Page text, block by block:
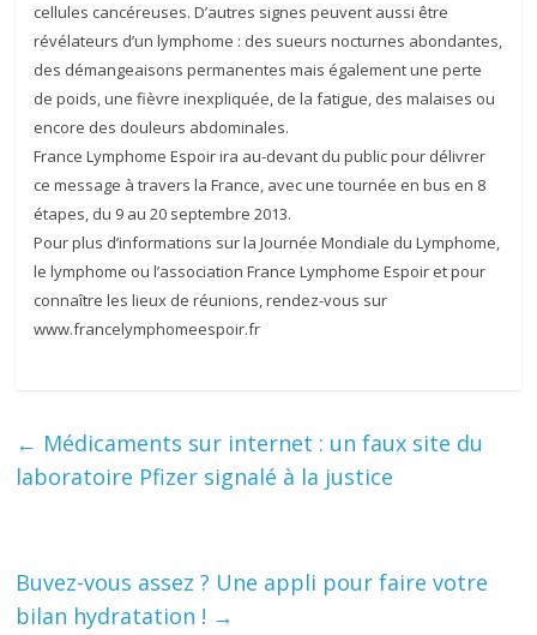
cellules cancéreuses. D’autres signes peuvent aussi être
révélateurs d’un lymphome : des sueurs nocturnes abondantes,
des démangeaisons permanentes mais également une perte
de poids, une fièvre inexpliquée, de la fatigue, des malaises ou
encore des douleurs abdominales.
France Lymphome Espoir ira au-devant du public pour délivrer
ce message à travers la France, avec une tournée en bus en 8
étapes, du 9 au 20 septembre 2013.
Pour plus d’informations sur la Journée Mondiale du Lymphome,
le lymphome ou l’association France Lymphome Espoir et pour
connaître les lieux de réunions, rendez-vous sur
www.francelymphomeespoir.fr
← Médicaments sur internet : un faux site du
laboratoire Pfizer signalé à la justice
Buvez-vous assez ? Une appli pour faire votre
bilan hydratation ! →